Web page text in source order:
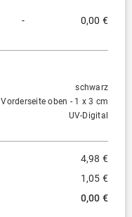
- 0,00 €
schwarz
Vorderseite oben - 1 x 3 cm
UV-Digital
4,98 €
1,05 €
0,00 €